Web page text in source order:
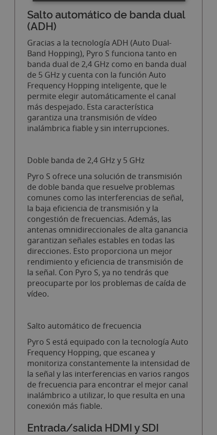
Salto automático de banda dual
(ADH)
Gracias a la tecnología ADH (Auto Dual-
Band Hopping), Pyro S funciona tanto en
banda dual de 2,4 GHz como en banda dual
de 5 GHz y cuenta con la función Auto
Frequency Hopping inteligente, que le
permite elegir automáticamente el canal
más despejado. Esta característica
garantiza una transmisión de vídeo
inalámbrica fiable y sin interrupciones.
Doble banda de 2,4 GHz y 5 GHz
Pyro S ofrece una solución de transmisión
de doble banda que resuelve problemas
comunes como las interferencias de señal,
la baja eficiencia de transmisión y la
congestión de frecuencias. Además, las
antenas omnidireccionales de alta ganancia
garantizan señales estables en todas las
direcciones. Esto proporciona un mejor
rendimiento y eficiencia de transmisión de
la señal. Con Pyro S, ya no tendrás que
preocuparte por los problemas de caída de
vídeo.
Salto automático de frecuencia
Pyro S está equipado con la tecnología Auto
Frequency Hopping, que escanea y
monitoriza constantemente la intensidad de
la señal y las interferencias en varios rangos
de frecuencia para encontrar el mejor canal
inalámbrico a utilizar, lo que resulta en una
conexión más fiable.
Entrada/salida HDMI y SDI